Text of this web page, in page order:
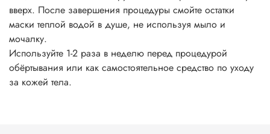
вверх. После завершения процедуры смойте остатки
маски теплой водой в душе, не используя мыло и
мочалку.
Используйте 1-2 раза в неделю перед процедурой
обёртывания или как самостоятельное средство по уходу
за кожей тела.